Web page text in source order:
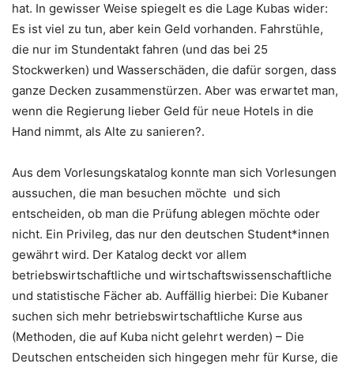
hat. In gewisser Weise spiegelt es die Lage Kubas wider:
Es ist viel zu tun, aber kein Geld vorhanden. Fahrstühle,
die nur im Stundentakt fahren (und das bei 25
Stockwerken) und Wasserschäden, die dafür sorgen, dass
ganze Decken zusammenstürzen. Aber was erwartet man,
wenn die Regierung lieber Geld für neue Hotels in die
Hand nimmt, als Alte zu sanieren?.
Aus dem Vorlesungskatalog konnte man sich Vorlesungen
aussuchen, die man besuchen möchte und sich
entscheiden, ob man die Prüfung ablegen möchte oder
nicht. Ein Privileg, das nur den deutschen Student*innen
gewährt wird. Der Katalog deckt vor allem
betriebswirtschaftliche und wirtschaftswissenschaftliche
und statistische Fächer ab. Auffällig hierbei: Die Kubaner
suchen sich mehr betriebswirtschaftliche Kurse aus
(Methoden, die auf Kuba nicht gelehrt werden) – Die
Deutschen entscheiden sich hingegen mehr für Kurse, die